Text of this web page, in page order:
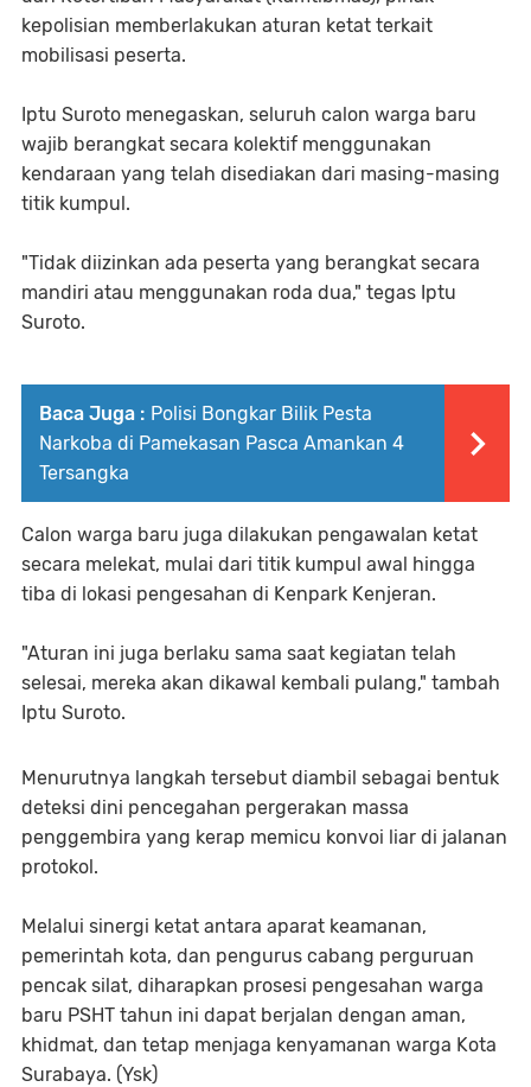
kepolisian memberlakukan aturan ketat terkait
mobilisasi peserta.
Iptu Suroto menegaskan, seluruh calon warga baru
wajib berangkat secara kolektif menggunakan
kendaraan yang telah disediakan dari masing-masing
titik kumpul.
"Tidak diizinkan ada peserta yang berangkat secara
mandiri atau menggunakan roda dua," tegas Iptu
Suroto.
Baca Juga : Polisi Bongkar Bilik Pesta
Narkoba di Pamekasan Pasca Amankan 4
Tersangka
Calon warga baru juga dilakukan pengawalan ketat
secara melekat, mulai dari titik kumpul awal hingga
tiba di lokasi pengesahan di Kenpark Kenjeran.
"Aturan ini juga berlaku sama saat kegiatan telah
selesai, mereka akan dikawal kembali pulang," tambah
Iptu Suroto.
Menurutnya langkah tersebut diambil sebagai bentuk
deteksi dini pencegahan pergerakan massa
penggembira yang kerap memicu konvoi liar di jalanan
protokol.
Melalui sinergi ketat antara aparat keamanan,
pemerintah kota, dan pengurus cabang perguruan
pencak silat, diharapkan prosesi pengesahan warga
baru PSHT tahun ini dapat berjalan dengan aman,
khidmat, dan tetap menjaga kenyamanan warga Kota
Surabaya. (Ysk)